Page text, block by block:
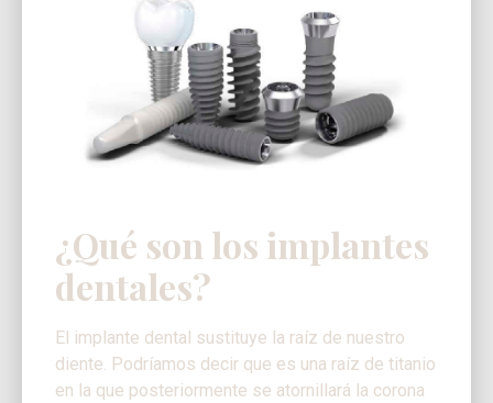
¿Qué son los implantes
dentales?
El implante dental sustituye la raíz de nuestro
diente. Podríamos decir que es una raíz de titanio
en la que posteriormente se atornillará la corona